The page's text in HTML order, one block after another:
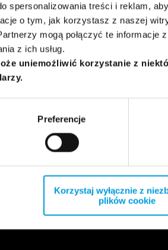
spersonalizowania treści i reklam,
o tym, jak korzystasz z naszej
mogą połączyć te informacje
z ich usług.
uniemożliwić korzystanie z
Preferencje
Korzystaj wyłącznie z
plików cookie